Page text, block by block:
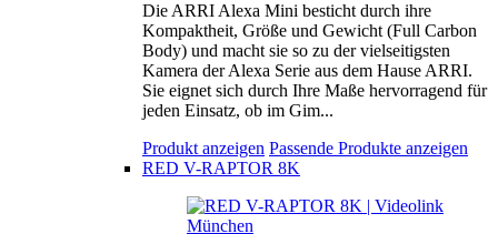
Die ARRI Alexa Mini besticht durch ihre
Kompaktheit, Größe und Gewicht (Full Carbon
Body) und macht sie so zu der vielseitigsten
Kamera der Alexa Serie aus dem Hause ARRI.
Sie eignet sich durch Ihre Maße hervorragend für
jeden Einsatz, ob im Gim...
Produkt anzeigen Passende Produkte anzeigen
RED V-RAPTOR 8K